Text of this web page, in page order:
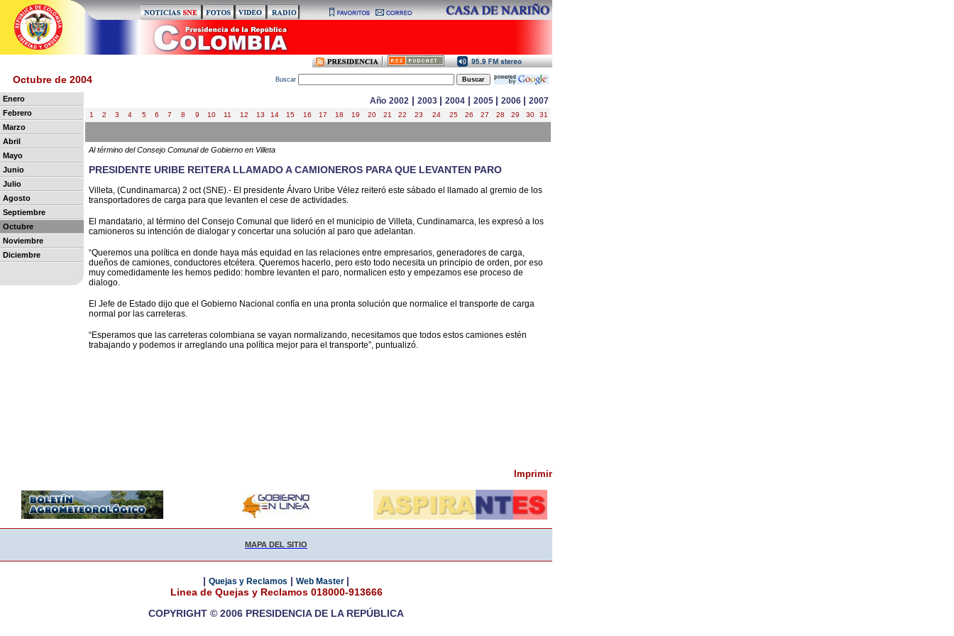
Octubre de 2004 Buscar
Enero
Febrero
Marzo
Abril
Mayo
Junio
Julio
Agosto
Septiembre
Octubre
Noviembre
Diciembre
Año 2002 | 2003 | 2004 | 2005 | 2006 | 2007
1 2 3 4 5 6 7 8 9 10 11 12 13 14 15 16 17 18 19 20 21 22 23 24 25 26 27 28 29 30 31
Al término del Consejo Comunal de Gobierno en Villeta
PRESIDENTE URIBE REITERA LLAMADO A CAMIONEROS PARA QUE LEVANTEN PARO
Villeta, (Cundinamarca) 2 oct (SNE).- El presidente Álvaro Uribe Vélez reiteró este sábado el llamado al gremio de los
transportadores de carga para que levanten el cese de actividades.
El mandatario, al término del Consejo Comunal que lideró en el municipio de Villeta, Cundinamarca, les expresó a los
camioneros su intención de dialogar y concertar una solución al paro que adelantan.
“Queremos una política en donde haya más equidad en las relaciones entre empresarios, generadores de carga,
dueños de camiones, conductores etcétera. Queremos hacerlo, pero esto todo necesita un principio de orden, por eso
muy comedidamente les hemos pedido: hombre levanten el paro, normalicen esto y empezamos ese proceso de
dialogo.
El Jefe de Estado dijo que el Gobierno Nacional confía en una pronta solución que normalice el transporte de carga
normal por las carreteras.
“Esperamos que las carreteras colombiana se vayan normalizando, necesitamos que todos estos camiones estén
trabajando y podemos ir arreglando una política mejor para el transporte”, puntualizó.
Imprimir
MAPA DEL SITIO
| Quejas y Reclamos | Web Master |
Linea de Quejas y Reclamos 018000-913666
COPYRIGHT © 2006 PRESIDENCIA DE LA REPÚBLICA